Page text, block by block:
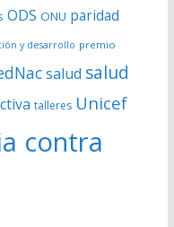
ODS ONU paridad
y desarrollo premio
salud salud
talleres Unicef
contra